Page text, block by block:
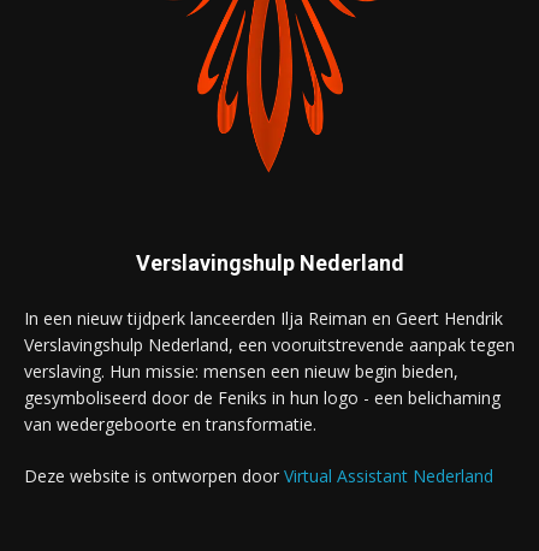
Verslavingshulp Nederland
In een nieuw tijdperk lanceerden Ilja Reiman en Geert Hendrik
Verslavingshulp Nederland, een vooruitstrevende aanpak tegen
verslaving. Hun missie: mensen een nieuw begin bieden,
gesymboliseerd door de Feniks in hun logo - een belichaming
van wedergeboorte en transformatie.
Deze website is ontworpen door Virtual Assistant Nederland